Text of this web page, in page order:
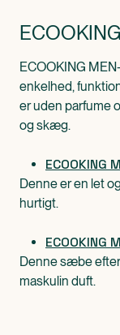
ECOOKING
enkelhed,
er uden parfume
og skæg.
ECOOKING
Denne er en let
hurtigt.
ECOOKING
Denne sæbe
maskulin duft.